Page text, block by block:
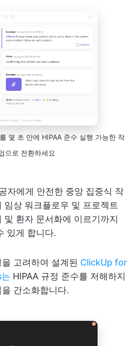
몇 초 만에 HIPAA 준수 실행 가능한 작
으로 전환하세요
자에게 안전한 중앙 집중식 작
임상 워크플로우 및 프로젝트
및 환자 문서화에 이르기까지
있게 합니다.
고려하여 설계된 ClickUp for
HIPAA 규정 준수를 저해하지
간소화합니다.